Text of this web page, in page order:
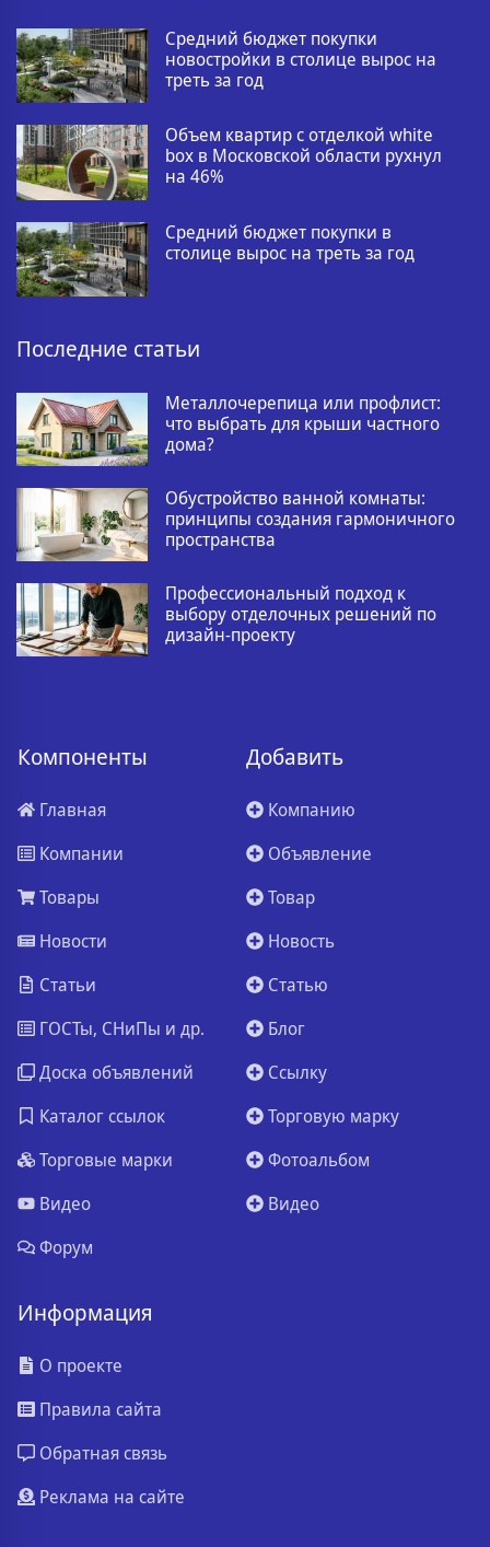
Средний бюджет покупки
новостройки в столице вырос на
треть за год
Объем квартир с отделкой white
box в Московской области рухнул
на 46%
Средний бюджет покупки в
столице вырос на треть за год
Последние статьи
Металлочерепица или профлист:
что выбрать для крыши частного
дома?
Обустройство ванной комнаты:
принципы создания гармоничного
пространства
Профессиональный подход к
выбору отделочных решений по
дизайн-проекту
Компоненты
Главная
Компании
Товары
Новости
Статьи
ГОСТы, СНиПы и др.
Доска объявлений
Каталог ссылок
Торговые марки
Видео
Форум
Добавить
Компанию
Объявление
Товар
Новость
Статью
Блог
Ссылку
Торговую марку
Фотоальбом
Видео
Информация
О проекте
Правила сайта
Обратная связь
Реклама на сайте